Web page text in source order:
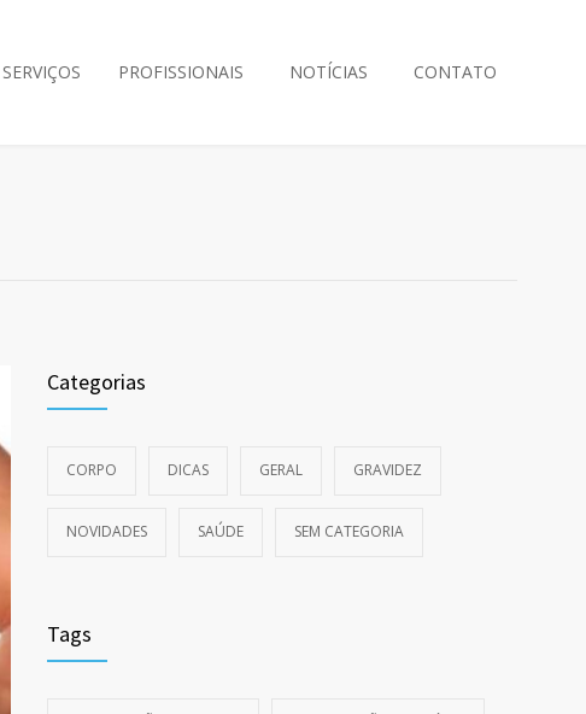
SERVIÇOS PROFISSIONAIS NOTÍCIAS CONTATO
Categorias
CORPO DICAS GERAL GRAVIDEZ
NOVIDADES SAÚDE SEM CATEGORIA
Tags